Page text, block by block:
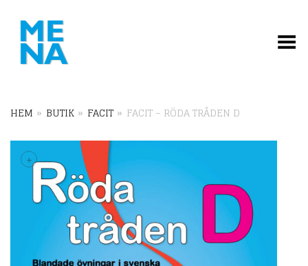
Toggle Menu
HEM » BUTIK » FACIT » FACIT – RÖDA TRÅDEN D
+